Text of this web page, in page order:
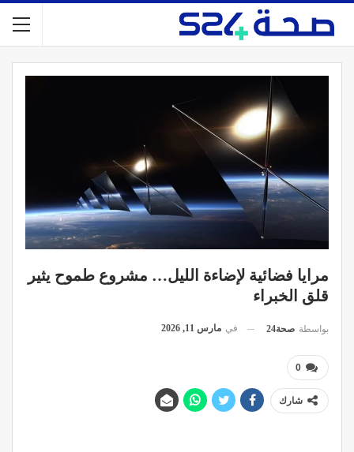
مرايا فضائية لإضاءة الليل… مشروع طموح يثير
قلق الخبراء
بواسطة صحة24 في مارس 11, 2026
0
شارك